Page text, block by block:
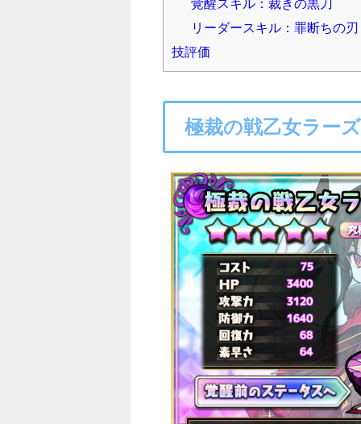
覚醒スキル：裁きの黒刀
リーダースキル：罪断ちの刃
技評価
極裁の戦乙女ラー